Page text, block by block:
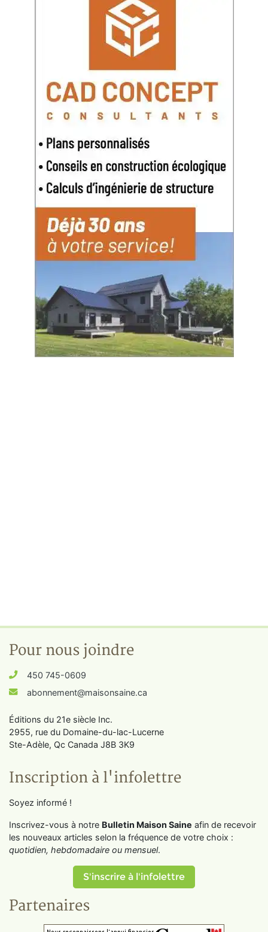
Pour nous joindre
450 745-0609
abonnement@maisonsaine.ca
Éditions du 21e siècle Inc.
2955, rue du Domaine-du-lac-Lucerne
Ste-Adèle, Qc Canada J8B 3K9
Inscription à l'infolettre
Soyez informé !
Inscrivez-vous à notre Bulletin Maison Saine afin de recevoir
les nouveaux articles selon la fréquence de votre choix :
quotidien, hebdomadaire ou mensuel.
S'inscrire à l'infolettre
Partenaires